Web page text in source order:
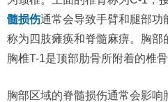
髓损伤通常会导致手臂和腿部功
称为四肢瘫痪和脊髓麻痹。胸部
胸椎T-1是顶部肋骨所附着的椎骨
胸部区域的脊髓损伤通常会影